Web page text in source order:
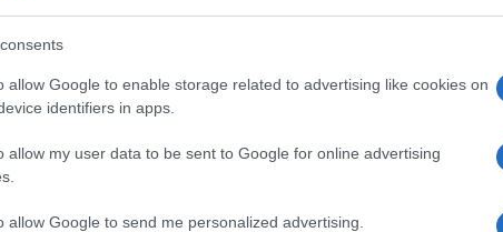
allow Google to enable storage related to advertising like cookies on
identifiers in apps.
allow my user data to be sent to Google for online advertising
allow Google to send me personalized advertising.
un approccio pratico alla